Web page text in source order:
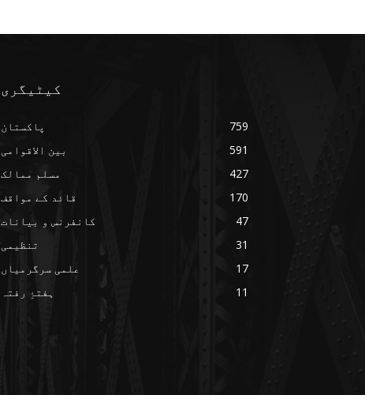
کیٹیگری
پاکستان
759
بین الاقوامی
591
مسلم ممالک
427
قائد کے مواقف
170
کانفرنس و بیانات
47
تنظیمی
31
علمی سرگرمیاں
17
ہفتۂِ رفتہ
11